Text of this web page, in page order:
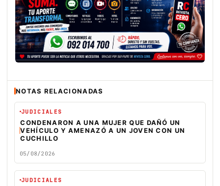
NOTAS RELACIONADAS
JUDICIALES
CONDENARON A UNA MUJER QUE DAÑÓ UN
VEHÍCULO Y AMENAZÓ A UN JOVEN CON UN
CUCHILLO
05/08/2026
JUDICIALES